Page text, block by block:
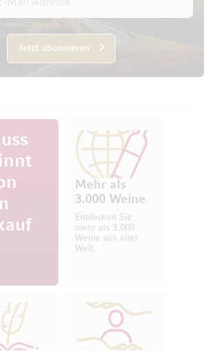
Jetzt abonnieren
Mehr als
3.000 Weine
Entdecken Sie
mehr als 3.000
Weine aus aller
Welt.